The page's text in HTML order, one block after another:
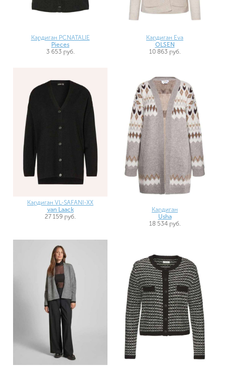
Кардиган PCNATALIE
Pieces
3 653 руб.
Кардиган Eva
OLSEN
10 863 руб.
Кардиган VL-SAFANI-XX
van Laack
27 159 руб.
Кардиган
Usha
18 534 руб.